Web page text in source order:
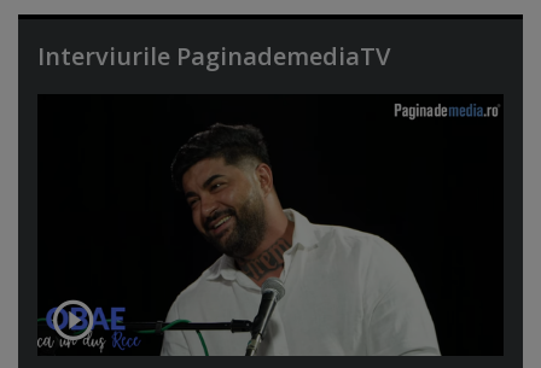
Interviurile PaginademediaTV